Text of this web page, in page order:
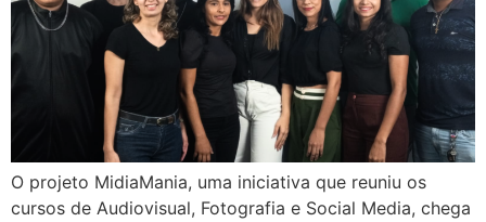
O projeto MidiaMania, uma iniciativa que reuniu os
cursos de Audiovisual, Fotografia e Social Media, chega